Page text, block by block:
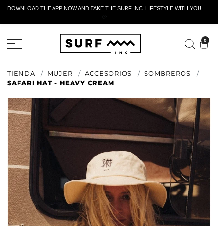
DOWNLOAD THE APP NOW AND TAKE THE SURF INC. LIFESTYLE WITH YOU
🤍
0
TIENDA MUJER ACCESORIOS
SOMBREROS
SAFARI HAT - HEAVY CREAM
FORMULARIO DE RETORNO ACTIVO